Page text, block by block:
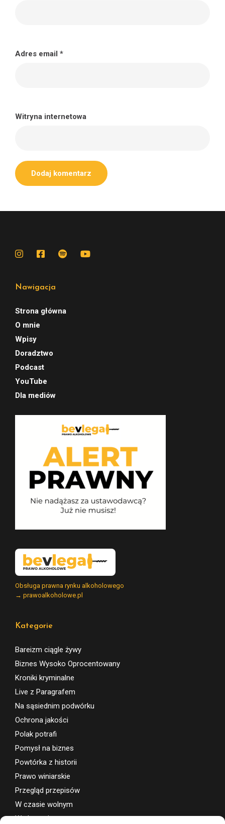
Adres email *
Witryna internetowa
Nawigacja
Strona główna
O mnie
Wpisy
Doradztwo
Podcast
YouTube
Dla mediów
Obsługa prawna rynku alkoholowego
→ prawoalkoholowe.pl
Kategorie
Bareizm ciągle żywy
Biznes Wysoko Oprocentowany
Kroniki kryminalne
Live z Paragrafem
Na sąsiednim podwórku
Ochrona jakości
Polak potrafi
Pomysł na biznes
Powtórka z historii
Prawo winiarskie
Przegląd przepisów
W czasie wolnym
Wydarzenia